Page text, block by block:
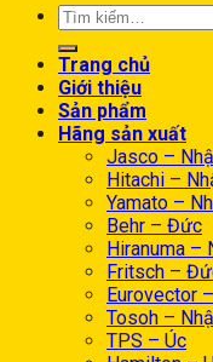
Trang chủ
Giới thiệu
Sản phẩm
Hãng sản xuất
Jasco –
Hitachi –
Yamato –
Behr – Đức
Hiranuma –
Fritsch –
Eurovector
Tosoh –
TPS – Úc